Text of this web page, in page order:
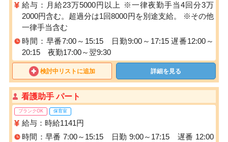
給与：月給23万5000円以上 ※一律夜勤手当4回分3万
2000円含む。超過分は1回8000円を別途支給。 ※その他
一律手当含む
時間：早番7:00～15:15 日勤9:00～17:15 遅番12:00～
20:15 夜勤17:00～翌9:30
検討中リストに追加 詳細を見る
看護助手 パート
ブランクOK 保育室
給与：時給1141円
時間：早番 7:00～15:15 日勤 9:00～17:15 遅番 12:00